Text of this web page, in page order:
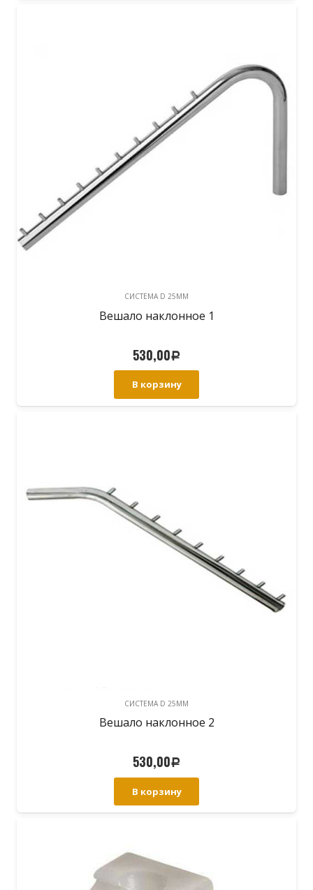
CИСТЕМА D 25MM
Вешало наклонное 1
530,00Р
В корзину
CИСТЕМА D 25MM
Вешало наклонное 2
530,00Р
В корзину